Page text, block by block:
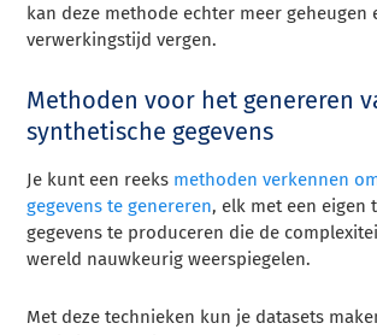
kan deze methode echter meer geheugen
verwerkingstijd vergen.
Methoden voor het genereren
synthetische gegevens
Je kunt een reeks methoden verkennen
gegevens te genereren, elk met een eigen
gegevens te produceren die de
wereld nauwkeurig weerspiegelen.
Met deze technieken kun je datasets